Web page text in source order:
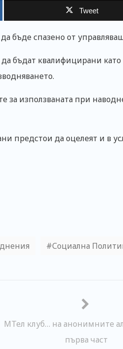
Tweet
бъде спазено от
бъдат квалифицирани като
за използваната при
предстои да оцелеят и в
Социална
МТел клуб… на анонимните
първа част